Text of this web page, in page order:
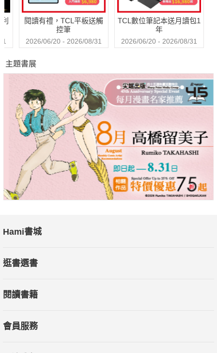
說：
第二步，精煉高感知價值的表達，將其傳播出去
第三步，傳播重複的資訊，讓它時常出現在顧客心智裡
作者以商業實例說明如何為消費者的心智建立安全感，透過「心
智五大規律」和「定位九招」順應買方認知，找出自己差異化的
強項位置，以及分享「把複雜的故事簡單說、簡單的故事重複
說」的操作技巧，深入淺出且金句連發！做生意、經營品牌和自
媒體、創業者，甚至上班族都適用「定位」理論，打造你的『軟
財富』。
～～本書金句～～
▌嘴是你一生的風水，微笑是最好的名片。
▌商戰的本質不是產品戰，而是認知戰。
▌「競爭對手留下的空間」才是你真正能賺錢的機會。
▌溝通是「講對方想聽的，不是講你想說的」，這才是溝通的本
▌「見面三秒讓對方喜歡你」，這是一種非常強大的人生逆襲能
閱讀有禮，TCL平板送觸
控筆
2026/06/20 - 2026/08/31
TCL數位筆記本送月讀包1
年
2026/06/20 - 2026/08/31
主題書展
Hami書城
逛書選書
閱讀書籍
會員服務